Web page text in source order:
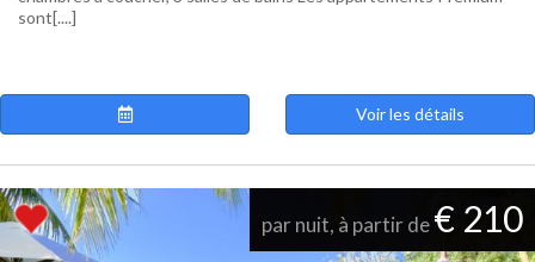
sont[....]
Voir les détails
par nuit, à partir de€ 210